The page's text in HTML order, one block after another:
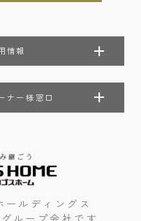
情報
ナー様窓口
ルディングス
ループ会社です